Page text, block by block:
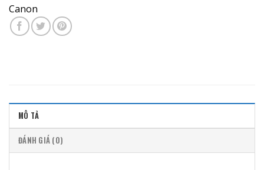
Canon
MÔ TẢ
ĐÁNH GIÁ (0)